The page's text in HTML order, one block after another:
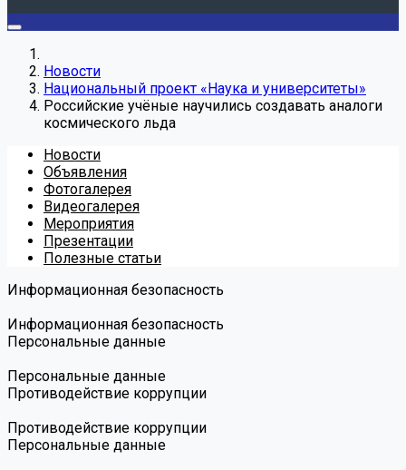
Новости
Национальный проект «Наука и университеты»
Российские учёные научились создавать аналоги
космического льда
Новости
Объявления
Фотогалерея
Видеогалерея
Мероприятия
Презентации
Полезные статьи
Информационная безопасность
Информационная безопасность
Персональные данные
Персональные данные
Противодействие коррупции
Противодействие коррупции
Персональные данные